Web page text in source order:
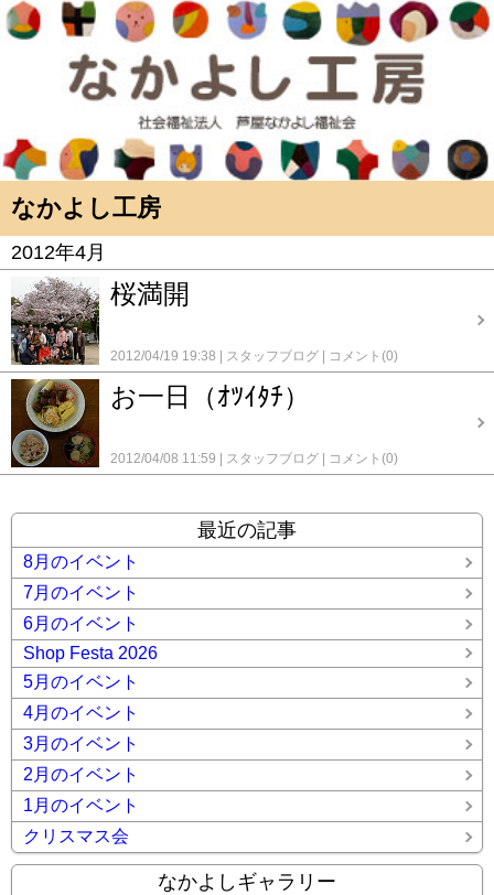
なかよし工房
2012年4月
桜満開
2012/04/19 19:38 スタッフブログ コメント(0)
お一日（ｵﾂｲﾀﾁ）
2012/04/08 11:59 スタッフブログ コメント(0)
最近の記事
8月のイベント
7月のイベント
6月のイベント
Shop Festa 2026
5月のイベント
4月のイベント
3月のイベント
2月のイベント
1月のイベント
クリスマス会
なかよしギャラリー